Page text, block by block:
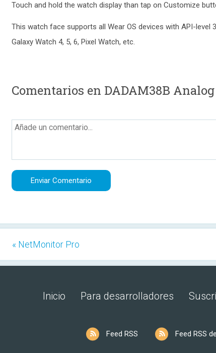
Touch and hold the watch display than tap on Customize
This watch face supports all Wear OS devices with API-level
Galaxy Watch 4, 5, 6, Pixel Watch, etc.
Comentarios en DADAM38B
« NetMonitor Pro
Inicio Para desarrolladores
Feed RSS Feed RSS